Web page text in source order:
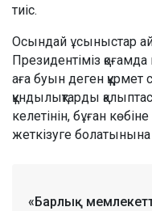
тиіс.
Осындай ұсыныстар
Президентіміз
аға буын деген құрмет
құндылықтарды
келетінін, бұған көбіне
жеткізуге болатынына
«Барлық